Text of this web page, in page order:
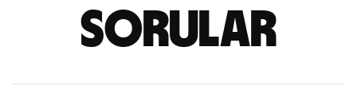
sorular